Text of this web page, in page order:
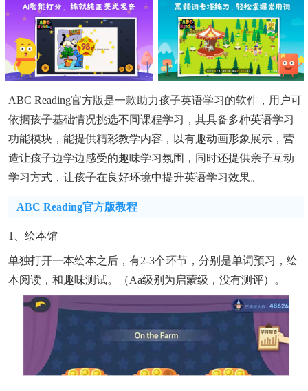
ABC Reading官方版是一款助力孩子英语学习的软件，用户可
依据孩子基础情况挑选不同课程学习，其具备多种英语学习
功能模块，能提供精彩教学内容，以有趣动画形象展示，营
造让孩子边学边感受的趣味学习氛围，同时还提供亲子互动
学习方式，让孩子在良好环境中提升英语学习效果。
ABC Reading官方版教程
1、绘本馆
单独打开一本绘本之后，有2-3个环节，分别是单词预习，绘
本阅读，和趣味测试。（aa级别为启蒙级，没有测评）。